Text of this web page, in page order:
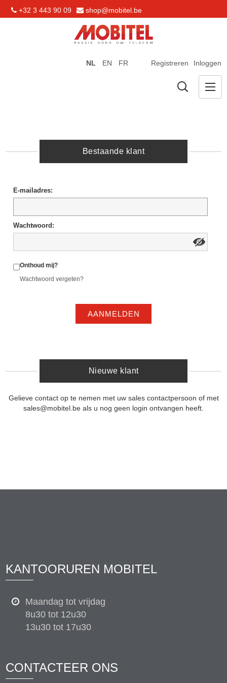
+32 3 443 90 09 shop@mobitel.be
Registreren Inloggen
NL EN FR
Bestaande klant
E-mailadres:
Wachtwoord:
Onthoud mij?
Wachtwoord vergeten?
AANMELDEN
Nieuwe klant
Gelieve contact op te nemen met uw sales contactpersoon of met
sales@mobitel.be als u nog geen login ontvangen heeft.
KANTOORUREN MOBITEL
Maandag tot vrijdag
8u30 tot 12u30
13u30 tot 17u30
CONTACTEER ONS